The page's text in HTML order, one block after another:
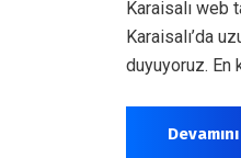
Karaisalı web
Karaisalı’da
duyuyoruz. En